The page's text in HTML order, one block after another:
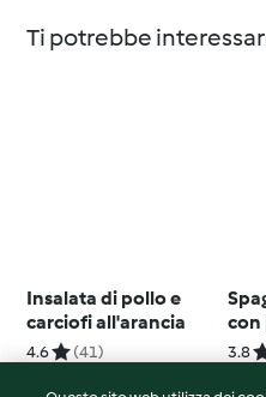
Ti potrebbe
Insalata di pollo e
carciofi all'arancia
4.6 (41)
con
3.8